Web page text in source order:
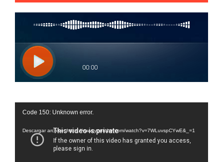
Reproductor
vídeo
Code 150: Unknown error.
Descargar archivo: https://www.youtube.com/watch?v=7WLuvspCYwE&_=1